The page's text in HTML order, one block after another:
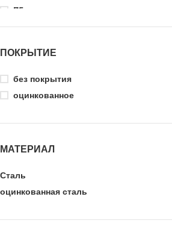
75 мм
80 мм
100 мм
160 мм
ПОКРЫТИЕ
без покрытия
оцинкованное
МАТЕРИАЛ
Сталь
оцинкованная сталь